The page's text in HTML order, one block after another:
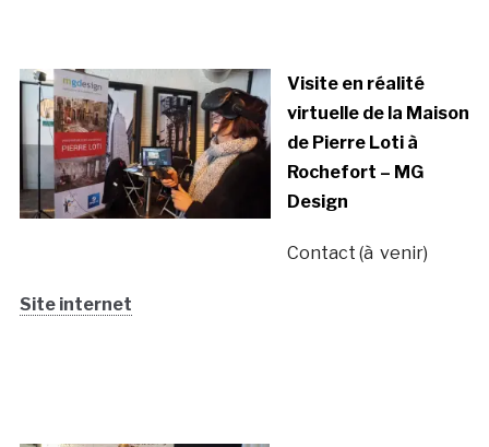
Visite en réalité
virtuelle de la Maison
de Pierre Loti à
Rochefort – MG
Design
Contact (à venir)
Site internet